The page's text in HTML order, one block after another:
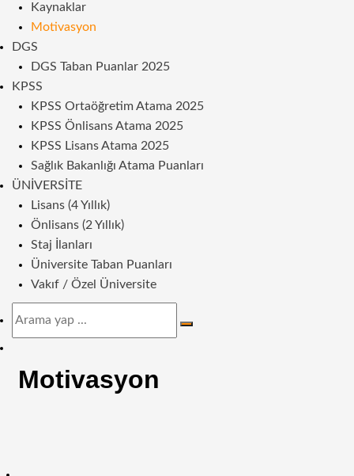
Kaynaklar
Motivasyon
DGS
DGS Taban Puanlar 2025
KPSS
KPSS Ortaöğretim Atama 2025
KPSS Önlisans Atama 2025
KPSS Lisans Atama 2025
Sağlık Bakanlığı Atama Puanları
ÜNIVERSITE
Lisans (4 Yıllık)
Önlisans (2 Yıllık)
Staj İlanları
Üniversite Taban Puanları
Vakıf / Özel Üniversite
Arama
değiştir
Motivasyon